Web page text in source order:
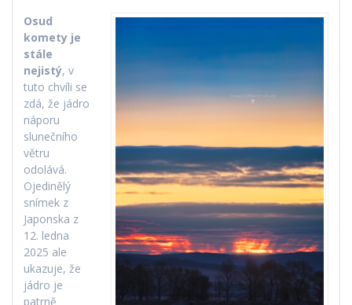
Osud
komety je
stále
nejistý, v
tuto chvíli se
zdá, že jádro
náporu
slunečního
větru
odolává.
Ojedinělý
snímek z
Japonska z
12. ledna
2025 ale
ukazuje, že
jádro je
patrně